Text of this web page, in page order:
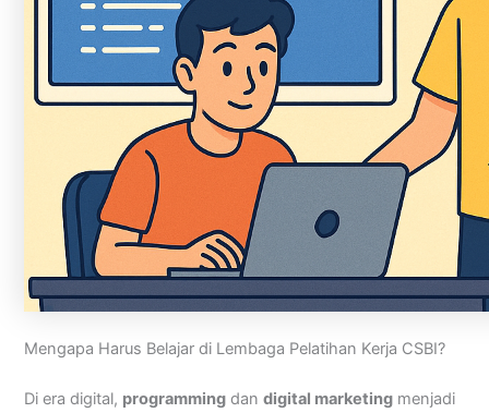
Mengapa Harus Belajar di Lembaga Pelatihan Kerja CSBI?
Di era digital, programming dandigital marketing menjadi